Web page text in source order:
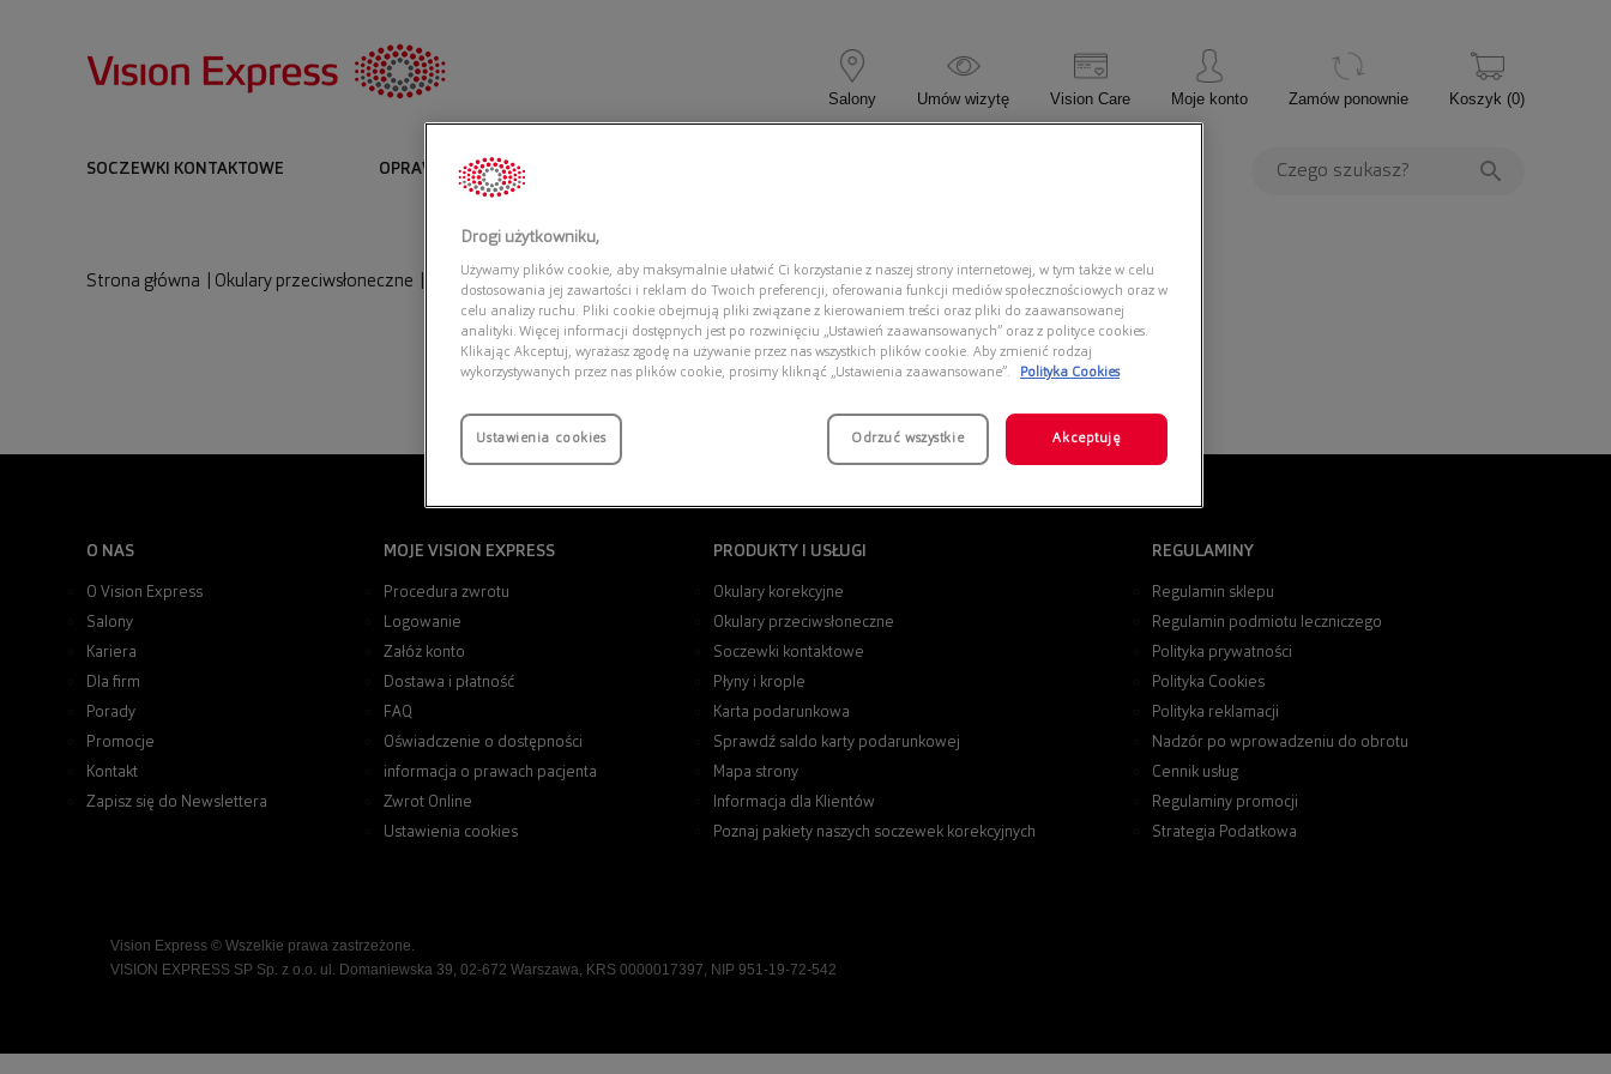
Salony Umów wizytę Vision Care Moje konto Zamów ponownie Koszyk (0)
SOCZEWKI KONTAKTOWE OPRAWKI I OKULARY KOREKCYJNE
Strona główna Okulary przeciwsłoneczne CD HOMME DIORBLACKSUIT S13I 20C0
O NAS
O Vision Express
Salony
Kariera
Dla firm
Porady
Promocje
Kontakt
Zapisz się do Newslettera
MOJE VISION EXPRESS
Procedura zwrotu
Logowanie
Załóż konto
Dostawa i płatność
FAQ
Oświadczenie o dostępności
informacja o prawach pacjenta
Zwrot Online
Ustawienia cookies
PRODUKTY I USŁUGI
Okulary korekcyjne
Okulary przeciwsłoneczne
Soczewki kontaktowe
Płyny i krople
Karta podarunkowa
Sprawdź saldo karty podarunkowej
Mapa strony
Informacja dla Klientów
Poznaj pakiety naszych soczewek korekcyjnych
REGULAMINY
Regulamin sklepu
Regulamin podmiotu leczniczego
Polityka prywatności
Polityka Cookies
Polityka reklamacji
Nadzór po wprowadzeniu do obrotu
Cennik usług
Regulaminy promocji
Strategia Podatkowa
Vision Express © Wszelkie prawa zastrzeżone.
VISION EXPRESS SP Sp. z o.o. ul. Domaniewska 39, 02-672 Warszawa, KRS 0000017397, NIP 951-19-72-542
Drogi użytkowniku,
Używamy plików cookie, aby maksymalnie ułatwić Ci korzystanie z naszej strony internetowej, w tym także w celu
dostosowania jej zawartości i reklam do Twoich preferencji, oferowania funkcji mediów społecznościowych oraz w
celu analizy ruchu. Pliki cookie obejmują pliki związane z kierowaniem treści oraz pliki do zaawansowanej
analityki. Więcej informacji dostępnych jest po rozwinięciu „Ustawień zaawansowanych” oraz z polityce cookies.
Klikając Akceptuj, wyrażasz zgodę na używanie przez nas wszystkich plików cookie. Aby zmienić rodzaj
wykorzystywanych przez nas plików cookie, prosimy kliknąć „Ustawienia zaawansowane”.
Polityka Cookies
Ustawienia cookies Odrzuć wszystkie Akceptuję